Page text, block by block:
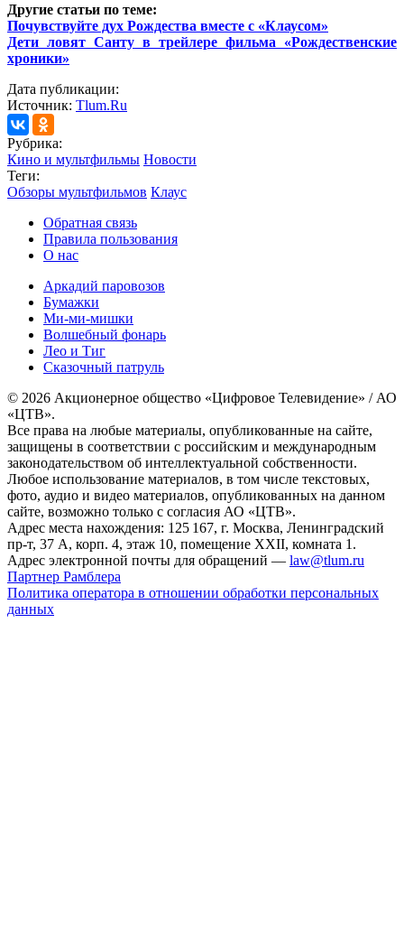
Другие статьи по теме:
Почувствуйте дух Рождества вместе с «Клаусом»
Дети ловят Санту в трейлере фильма «Рождественские
хроники»
Дата публикации:
Источник: Tlum.Ru
Рубрика:
Кино и мультфильмы Новости
Теги:
Обзоры мультфильмов Клаус
Обратная связь
Правила пользования
О нас
Аркадий паровозов
Бумажки
Ми-ми-мишки
Волшебный фонарь
Лео и Тиг
Сказочный патруль
© 2026 Акционерное общество «Цифровое Телевидение» / АО
«ЦТВ».
Все права на любые материалы, опубликованные на сайте,
защищены в соответствии с российским и международным
законодательством об интеллектуальной собственности.
Любое использование материалов, в том числе текстовых,
фото, аудио и видео материалов, опубликованных на данном
сайте, возможно только с согласия АО «ЦТВ».
Адрес места нахождения: 125 167, г. Москва, Ленинградский
пр-т, 37 А, корп. 4, этаж 10, помещение XXII, комната 1.
Адрес электронной почты для обращений — law@tlum.ru
Партнер Рамблера
Политика оператора в отношении обработки персональных
данных